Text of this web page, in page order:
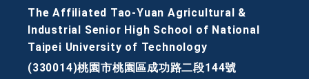
The Affiliated Tao-Yuan Agricultural &
Industrial Senior High School of National
Taipei University of Technology
(330014)桃園市桃園區成功路二段144號